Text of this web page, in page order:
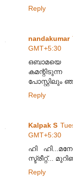
Reply
nandakumar
GMT+5:30
ഒബാമയെ
പോസ്റ്റിലും
Reply
Kalpak S
GMT+5:30
ഹി
സ്ട്രീറ്റ്...
Reply